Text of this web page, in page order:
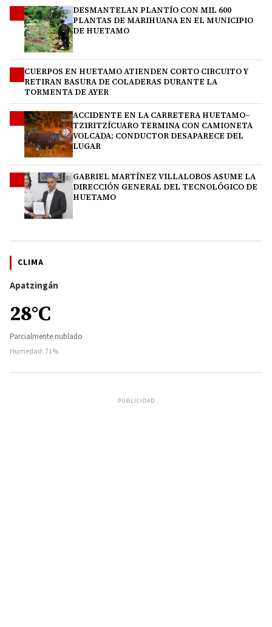
DESMANTELAN PLANTÍO CON MIL 600
PLANTAS DE MARIHUANA EN EL MUNICIPIO
DE HUETAMO
CUERPOS EN HUETAMO ATIENDEN CORTO CIRCUITO Y
RETIRAN BASURA DE COLADERAS DURANTE LA
TORMENTA DE AYER
ACCIDENTE EN LA CARRETERA HUETAMO–
TZIRITZÍCUARO TERMINA CON CAMIONETA
VOLCADA; CONDUCTOR DESAPARECE DEL
LUGAR
GABRIEL MARTÍNEZ VILLALOBOS ASUME LA
DIRECCIÓN GENERAL DEL TECNOLÓGICO DE
HUETAMO
CLIMA
Apatzingán
28°C
Parcialmente nublado
Humedad: 71%
PUBLICIDAD